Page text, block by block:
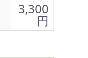
3,300
円